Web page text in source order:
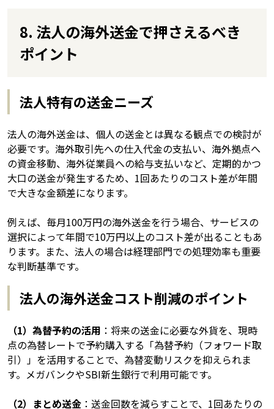
8. 法人の海外送金で押さえるべき
ポイント
法人特有の送金ニーズ
法人の海外送金は、個人の送金とは異なる観点での検討が
必要です。海外取引先への仕入代金の支払い、海外拠点へ
の資金移動、海外従業員への給与支払いなど、定期的かつ
大口の送金が発生するため、1回あたりのコスト差が年間
で大きな金額差になります。
例えば、毎月100万円の海外送金を行う場合、サービスの
選択によって年間で10万円以上のコスト差が出ることもあ
ります。また、法人の場合は経理部門での処理効率も重要
な判断基準です。
法人の海外送金コスト削減のポイント
（1）為替予約の活用 ：将来の送金に必要な外貨を、現時
点の為替レートで予約購入する「為替予約（フォワード取
引）」を活用することで、為替変動リスクを抑えられま
す。メガバンクやSBI新生銀行で利用可能です。
（2）まとめ送金 ：送金回数を減らすことで、1回あたりの